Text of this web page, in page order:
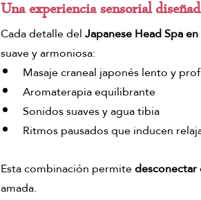
Una experiencia sensorial
Cada detalle del Japanese Head Spa
suave y armoniosa:
Masaje craneal japonés lento y
Aromaterapia equilibrante
Sonidos suaves y agua tibia
Ritmos pausados que inducen
Esta combinación permite
amada.